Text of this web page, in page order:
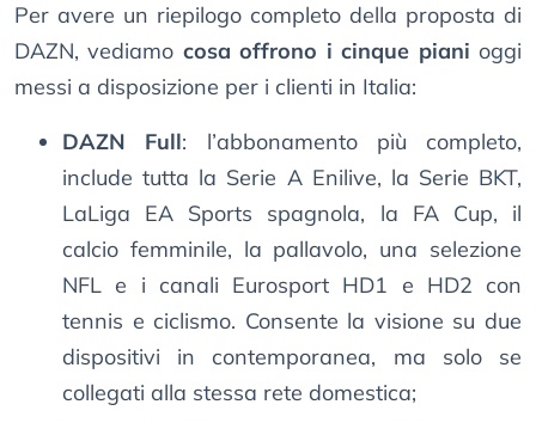
Per avere un riepilogo completo della proposta di
DAZN, vediamo cosa offrono i cinque piani oggi
messi a disposizione per i clienti in Italia:
DAZN Full: l’abbonamento più completo,
include tutta la Serie A Enilive, la Serie BKT,
LaLiga EA Sports spagnola, la FA Cup, il
calcio femminile, la pallavolo, una selezione
NFL e i canali Eurosport HD1 e HD2 con
tennis e ciclismo. Consente la visione su due
dispositivi in contemporanea, ma solo se
collegati alla stessa rete domestica;